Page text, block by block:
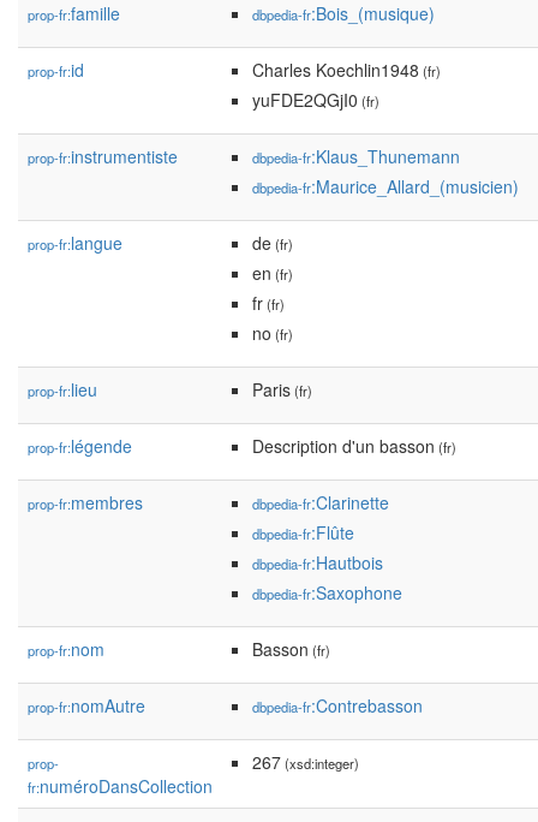
prop-fr:famille dbpedia-fr:Bois_(musique)
prop-fr:id Charles Koechlin1948 (fr)
yuFDE2QGjI0 (fr)
prop-fr:instrumentiste dbpedia-fr:Klaus_Thunemann
dbpedia-fr:Maurice_Allard_(musicien)
prop-fr:langue de(fr)
en (fr)
fr(fr)
no (fr)
prop-fr:lieu Paris(fr)
prop-fr:légende Description d'un basson (fr)
prop-fr:membres dbpedia-fr:Clarinette
dbpedia-fr:Flûte
dbpedia-fr:Hautbois
dbpedia-fr:Saxophone
prop-fr:nom Basson (fr)
prop-fr:nomAutre dbpedia-fr:Contrebasson
prop-
fr:numéroDansCollection
267(xsd:integer)